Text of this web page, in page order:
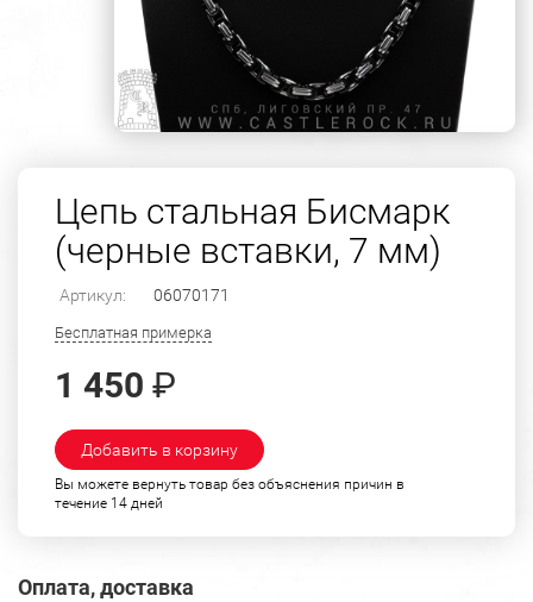
Цепь стальная Бисмарк
(черные вставки, 7 мм)
Артикул: 06070171
Бесплатная примерка
1 450 ₽
Добавить в корзину
Вы можете вернуть товар без объяснения причин в
течение 14 дней
Оплата, доставка